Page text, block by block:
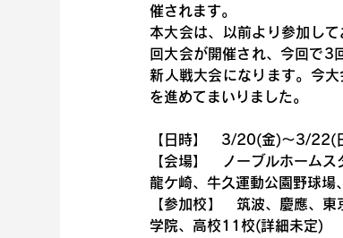
催されます。
本大会は、以前より参加し
回大会が開催され、今回で3
新人戦大会になります。今
を進めてまいりました。
【日時】　3/20(金)～3/22(
【会場】　ノーブルホーム
龍ケ崎、牛久運動公園野球
【参加校】　筑波、慶應、
学院、高校11校(詳細未定)